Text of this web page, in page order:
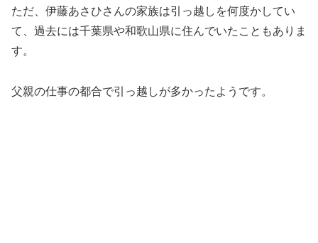
ただ、伊藤あさひさんの家族は引っ越しを何度かしてい
て、過去には千葉県や和歌山県に住んでいたこともありま
す。
父親の仕事の都合で引っ越しが多かったようです。